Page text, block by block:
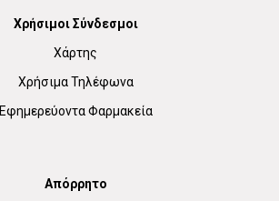
Χρήσιμοι Σύνδεσμοι
Χάρτης
Χρήσιμα Τηλέφωνα
Εφημερεύοντα Φαρμακεία
Απόρρητο